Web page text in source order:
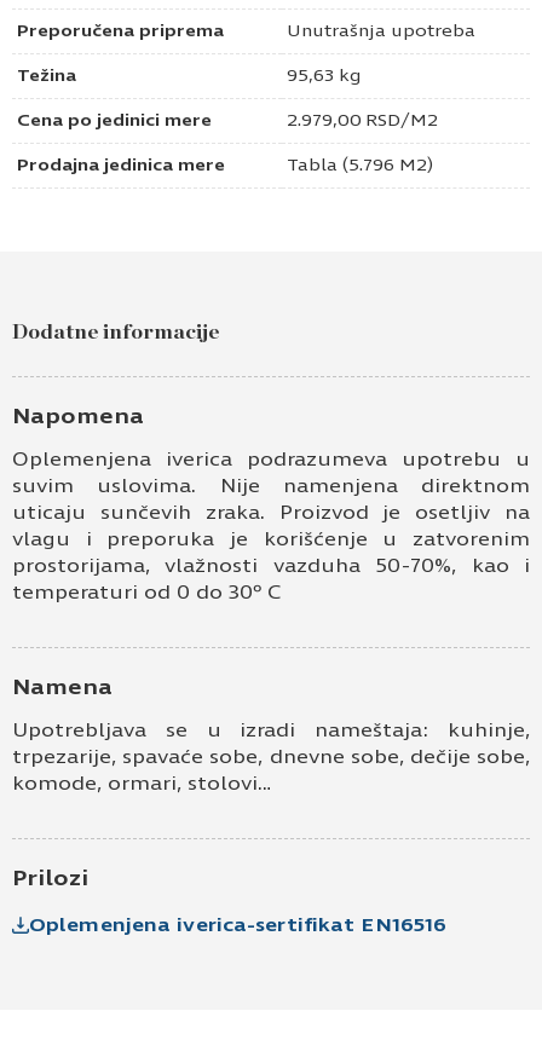
Preporučena priprema Unutrašnja upotreba
Težina 95,63 kg
Cena po jedinici mere 2.979,00 RSD/M2
Prodajna jedinica mere Tabla (5.796 M2)
Ime i prezime
Kontakt telefon
privatnosti
*
Prijavljujem se za vesti i obaveštenja putem
Dodatne informacije
Napomena
Oplemenjena iverica podrazumeva upotrebu u
suvim uslovima. Nije namenjena direktnom
uticaju sunčevih zraka. Proizvod je osetljiv na
vlagu i preporuka je korišćenje u zatvorenim
prostorijama, vlažnosti vazduha 50-70%, kao i
temperaturi od 0 do 30º C
Namena
Upotrebljava se u izradi nameštaja: kuhinje,
trpezarije, spavaće sobe, dnevne sobe, dečije sobe,
komode, ormari, stolovi…
Prilozi
Oplemenjena iverica-sertifikat EN16516